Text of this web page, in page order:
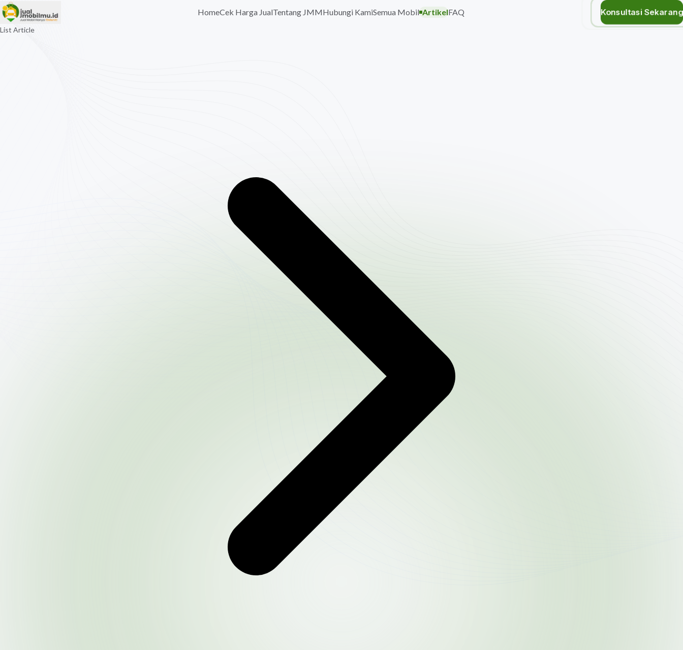
HomeCek Harga JualTentang JMMHubungi KamiSemua Mobil ArtikelFAQ Konsultasi
List Article